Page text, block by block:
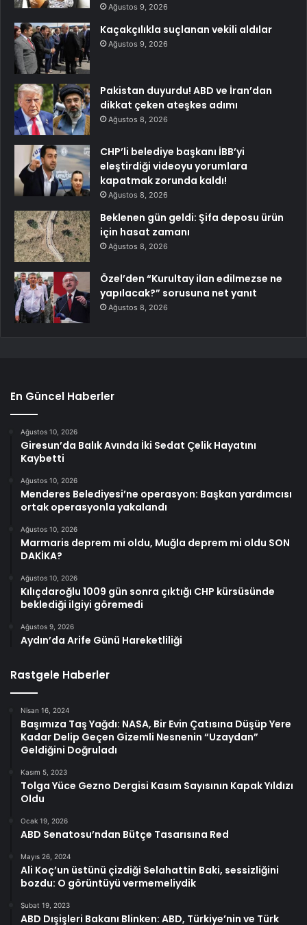
Ağustos 9, 2026
Kaçakçılıkla suçlanan vekili aldılar
Ağustos 9, 2026
Pakistan duyurdu! ABD ve İran’dan
dikkat çeken ateşkes adımı
Ağustos 8, 2026
CHP’li belediye başkanı İBB’yi
eleştirdiği videoyu yorumlara
kapatmak zorunda kaldı!
Ağustos 8, 2026
Beklenen gün geldi: Şifa deposu ürün
için hasat zamanı
Ağustos 8, 2026
Özel’den “Kurultay ilan edilmezse ne
yapılacak?” sorusuna net yanıt
Ağustos 8, 2026
En Güncel Haberler
Ağustos 10, 2026
Giresun’da Balık Avında İki Sedat Çelik Hayatını
Kaybetti
Ağustos 10, 2026
Menderes Belediyesi’ne operasyon: Başkan yardımcısı
ortak operasyonla yakalandı
Ağustos 10, 2026
Marmaris deprem mi oldu, Muğla deprem mi oldu SON
DAKİKA?
Ağustos 10, 2026
Kılıçdaroğlu 1009 gün sonra çıktığı CHP kürsüsünde
beklediği ilgiyi göremedi
Ağustos 9, 2026
Aydın’da Arife Günü Hareketliliği
Rastgele Haberler
Nisan 16, 2024
Başımıza Taş Yağdı: NASA, Bir Evin Çatısına Düşüp Yere
Kadar Delip Geçen Gizemli Nesnenin “Uzaydan”
Geldiğini Doğruladı
Kasım 5, 2023
Tolga Yüce Gezno Dergisi Kasım Sayısının Kapak Yıldızı
Oldu
Ocak 19, 2026
ABD Senatosu’ndan Bütçe Tasarısına Red
Mayıs 26, 2024
Ali Koç’un üstünü çizdiği Selahattin Baki, sessizliğini
bozdu: O görüntüyü vermemeliydik
Şubat 19, 2023
ABD Dışişleri Bakanı Blinken: ABD, Türkiye’nin ve Türk